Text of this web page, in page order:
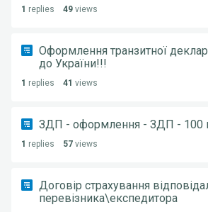
1 replies 49 views
Оформлення транзитної
до України!!!
1 replies 41 views
ЗДП - оформлення - ЗДП - 100
1 replies 57 views
Договір страхування
перевізника\експедитора